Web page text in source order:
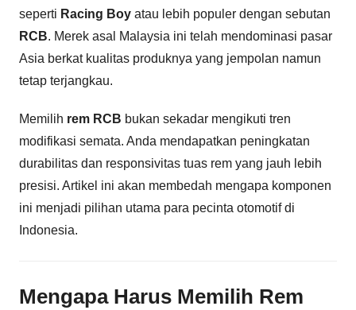
seperti Racing Boy atau lebih populer dengan sebutan
RCB. Merek asal Malaysia ini telah mendominasi pasar
Asia berkat kualitas produknya yang jempolan namun
tetap terjangkau.
Memilih rem RCB bukan sekadar mengikuti tren
modifikasi semata. Anda mendapatkan peningkatan
durabilitas dan responsivitas tuas rem yang jauh lebih
presisi. Artikel ini akan membedah mengapa komponen
ini menjadi pilihan utama para pecinta otomotif di
Indonesia.
Mengapa Harus Memilih Rem